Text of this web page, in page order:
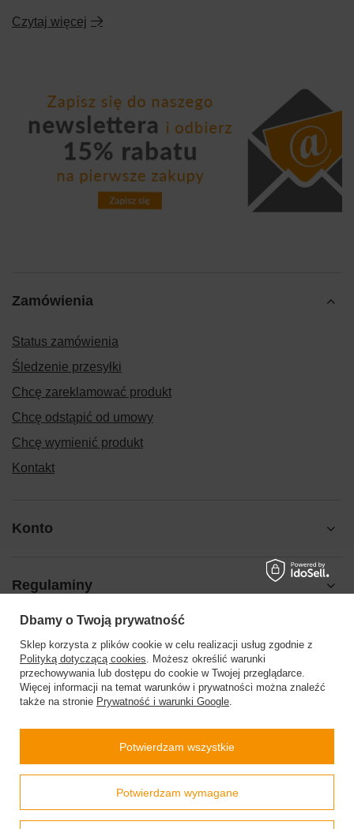
Czytaj więcej
Zamówienia
Status zamówienia
Śledzenie przesyłki
Chcę zareklamować produkt
Chcę odstąpić od umowy
Chcę wymienić produkt
Kontakt
Konto
Regulaminy
Pomoc
504199123 sklep@barberinis.pl
,32-087Bibice
W sklepie prezentujemy ceny brutto (z VAT).
Stawki VAT dla konsumentów z kraju:Polska.
Dbamy o Twoją prywatność
Sklep korzysta z plików cookie w celu realizacji usług zgodnie z
Polityką dotyczącą cookies. Możesz określić warunki
przechowywania lub dostępu do cookie w Twojej przeglądarce.
Więcej informacji na temat warunków i prywatności można znaleźć
także na stronie Prywatność i warunki Google.
Potwierdzam wymagane
Potwierdzam wszystkie